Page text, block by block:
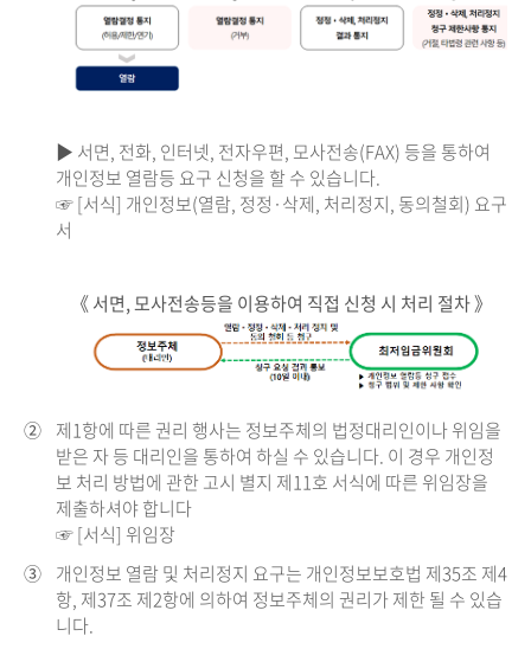
▶ 서면, 전화, 인터넷, 전자우편, 모사전송(FAX) 등을 통하여
개인정보 열람등 요구 신청을 할 수 있습니다.
☞ [서식] 개인정보(열람, 정정·삭제, 처리정지, 동의철회) 요구
서
《 서면, 모사전송등을 이용하여 직접 신청 시 처리 절차 》
② 제1항에 따른 권리 행사는 정보주체의 법정대리인이나 위임을
받은 자 등 대리인을 통하여 하실 수 있습니다. 이 경우 개인정
보 처리 방법에 관한 고시 별지 제11호 서식에 따른 위임장을
제출하셔야 합니다
☞ [서식] 위임장
③ 개인정보 열람 및 처리정지 요구는 개인정보보호법 제35조 제4
항, 제37조 제2항에 의하여 정보주체의 권리가 제한 될 수 있습
니다.